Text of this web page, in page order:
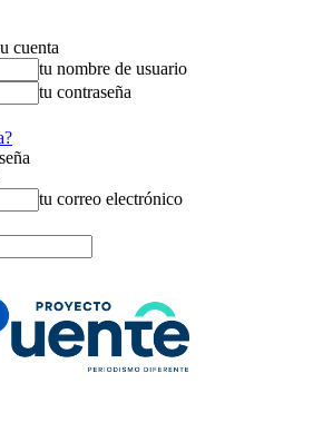
cuenta
tu nombre de usuario
tu contraseña
tu correo electrónico